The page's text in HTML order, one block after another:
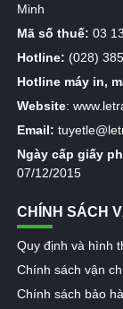
Minh
Mã số thuế: 03
Hotline: (028)
Hotline máy in,
Website:
Email:
Ngày cấp giấy
07/12/2015
CHÍNH SÁCH
Quy định và hình
Chính sách vận
Chính sách bảo